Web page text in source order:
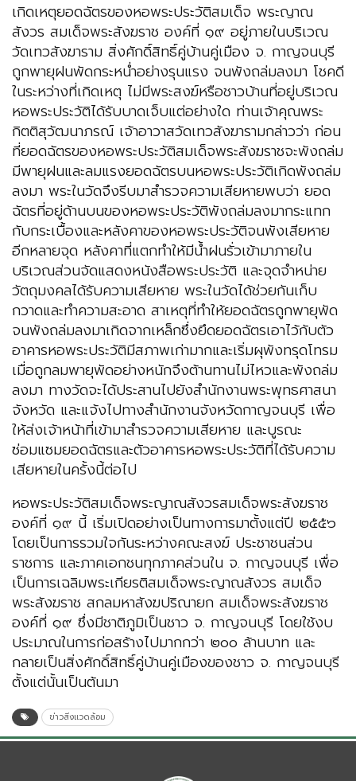
เกิดเหตุยอดฉัตรของหอพระประวัติสมเด็จ พระญาณ
สังวร สมเด็จพระสังฆราช องค์ที่ ๑๙ อยู่ภายในบริเวณ
วัดเทวสังฆาราม สิ่งศักดิ์สิทธิ์คู่บ้านคู่เมือง จ. กาญจนบุรี
ถูกพายุฝนพัดกระหน่ำอย่างรุนแรง จนพังถล่มลงมา โชคดี
ในระหว่างที่เกิดเหตุ ไม่มีพระสงฆ์หรือชาวบ้านที่อยู่บริเวณ
หอพระประวัติได้รับบาดเจ็บแต่อย่างใด ท่านเจ้าคุณพระ
กิตติสุวัฒนาภรณ์ เจ้าอาวาสวัดเทวสังฆารามกล่าวว่า ก่อน
ที่ยอดฉัตรของหอพระประวัติสมเด็จพระสังฆราชจะพังถล่ม
มีพายุฝนและลมแรงยอดฉัตรบนหอพระประวัติเกิดพังถล่ม
ลงมา พระในวัดจึงรีบมาสำรวจความเสียหายพบว่า ยอด
ฉัตรที่อยู่ด้านบนของหอพระประวัติพังถล่มลงมากระแทก
กับกระเบื้องและหลังคาของหอพระประวัติจนพังเสียหาย
อีกหลายจุด หลังคาที่แตกทำให้มีน้ำฝนรั่วเข้ามาภายใน
บริเวณส่วนจัดแสดงหนังสือพระประวัติ และจุดจำหน่าย
วัตถุมงคลได้รับความเสียหาย พระในวัดได้ช่วยกันเก็บ
กวาดและทำความสะอาด สาเหตุที่ทำให้ยอดฉัตรถูกพายุพัด
จนพังถล่มลงมาเกิดจากเหล็กซึ่งยึดยอดฉัตรเอาไว้กับตัว
อาคารหอพระประวัติมีสภาพเก่ามากและเริ่มผุพังทรุดโทรม
เมื่อถูกลมพายุพัดอย่างหนักจึงต้านทานไม่ไหวและพังถล่ม
ลงมา ทางวัดจะได้ประสานไปยังสำนักงานพระพุทธศาสนา
จังหวัด และแจ้งไปทางสำนักงานจังหวัดกาญจนบุรี เพื่อ
ให้ส่งเจ้าหน้าที่เข้ามาสำรวจความเสียหาย และบูรณะ
ซ่อมแซมยอดฉัตรและตัวอาคารหอพระประวัติที่ได้รับความ
เสียหายในครั้งนี้ต่อไป
หอพระประวัติสมเด็จพระญาณสังวรสมเด็จพระสังฆราช
องค์ที่ ๑๙ นี้ เริ่มเปิดอย่างเป็นทางการมาตั้งแต่ปี ๒๕๕๖
โดยเป็นการรวมใจกันระหว่างคณะสงฆ์ ประชาชนส่วน
ราชการ และภาคเอกชนทุกภาคส่วนใน จ. กาญจนบุรี เพื่อ
เป็นการเฉลิมพระเกียรติสมเด็จพระญาณสังวร สมเด็จ
พระสังฆราช สกลมหาสังฆปริณายก สมเด็จพระสังฆราช
องค์ที่ ๑๙ ซึ่งมีชาติภูมิเป็นชาว จ. กาญจนบุรี โดยใช้งบ
ประมาณในการก่อสร้างไปมากกว่า ๒๐๐ ล้านบาท และ
กลายเป็นสิ่งศักดิ์สิทธิ์คู่บ้านคู่เมืองของชาว จ. กาญจนบุรี
ตั้งแต่นั้นเป็นต้นมา
ข่าวสิ่งแวดล้อม